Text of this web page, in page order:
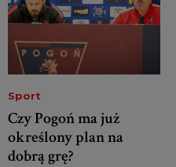
Sport
Czy Pogoń ma już
określony plan na
dobrą grę?